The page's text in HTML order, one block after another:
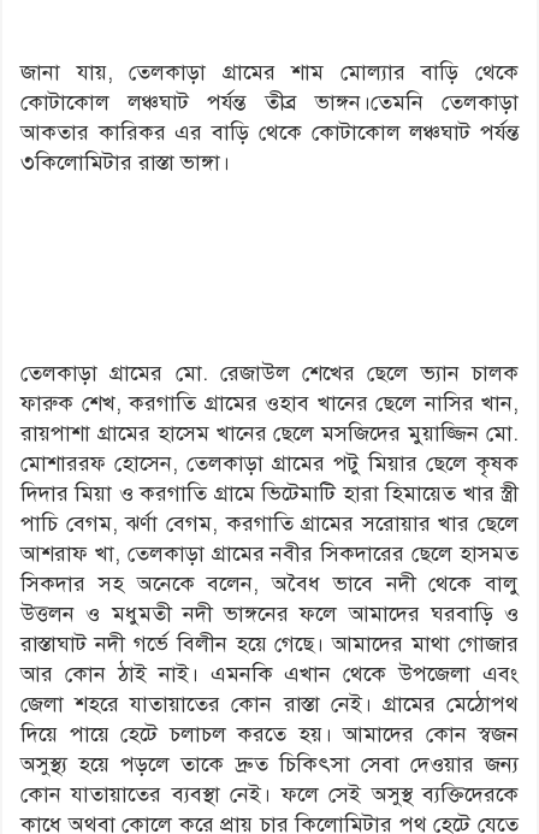
জানা যায়, তেলকাড়া গ্রামের শাম মোল্যার বাড়ি থেকে
কোটাকোল লঞ্চঘাট পর্যন্ত তীব্র ভাঙ্গন।তেমনি তেলকাড়া
আকতার কারিকর এর বাড়ি থেকে কোটাকোল লঞ্চঘাট পর্যন্ত
৩কিলোমিটার রাস্তা ভাঙ্গা।
তেলকাড়া গ্রামের মো. রেজাউল শেখের ছেলে ভ্যান চালক
ফারুক শেখ, করগাতি গ্রামের ওহাব খানের ছেলে নাসির খান,
রায়পাশা গ্রামের হাসেম খানের ছেলে মসজিদের মুয়াজ্জিন মো.
মোশাররফ হোসেন, তেলকাড়া গ্রামের পটু মিয়ার ছেলে কৃষক
দিদার মিয়া ও করগাতি গ্রামে ভিটেমাটি হারা হিমায়েত খার স্ত্রী
পাচি বেগম, ঝর্ণা বেগম, করগাতি গ্রামের সরোয়ার খার ছেলে
আশরাফ খা, তেলকাড়া গ্রামের নবীর সিকদারের ছেলে হাসমত
সিকদার সহ অনেকে বলেন, অবৈধ ভাবে নদী থেকে বালু
উত্তলন ও মধুমতী নদী ভাঙ্গনের ফলে আমাদের ঘরবাড়ি ও
রাস্তাঘাট নদী গর্ভে বিলীন হয়ে গেছে। আমাদের মাথা গোজার
আর কোন ঠাই নাই। এমনকি এখান থেকে উপজেলা এবং
জেলা শহরে যাতায়াতের কোন রাস্তা নেই। গ্রামের মেঠোপথ
দিয়ে পায়ে হেটে চলাচল করতে হয়। আমাদের কোন স্বজন
অসুস্থ্য হয়ে পড়লে তাকে দ্রুত চিকিৎসা সেবা দেওয়ার জন্য
কোন যাতায়াতের ব্যবস্থা নেই। ফলে সেই অসুস্থ ব্যক্তিদেরকে
কাধে অথবা কোলে করে প্রায় চার কিলোমিটার পথ হেটে যেতে